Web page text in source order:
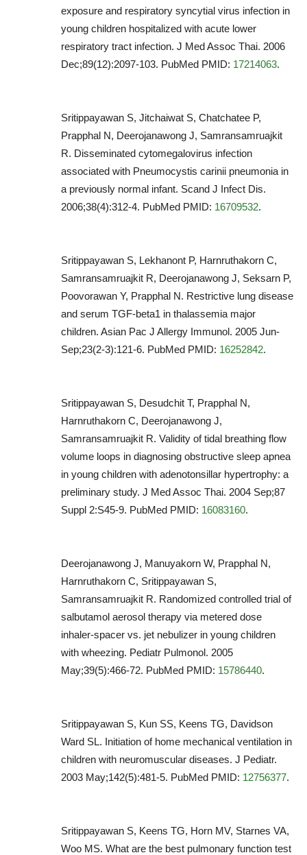
exposure and respiratory syncytial virus infection in
young children hospitalized with acute lower
respiratory tract infection. J Med Assoc Thai. 2006
Dec;89(12):2097-103. PubMed PMID: 17214063.
Sritippayawan S, Jitchaiwat S, Chatchatee P,
Prapphal N, Deerojanawong J, Samransamruajkit
R. Disseminated cytomegalovirus infection
associated with Pneumocystis carinii pneumonia in
a previously normal infant. Scand J Infect Dis.
2006;38(4):312-4. PubMed PMID: 16709532.
Sritippayawan S, Lekhanont P, Harnruthakorn C,
Samransamruajkit R, Deerojanawong J, Seksarn P,
Poovorawan Y, Prapphal N. Restrictive lung disease
and serum TGF-beta1 in thalassemia major
children. Asian Pac J Allergy Immunol. 2005 Jun-
Sep;23(2-3):121-6. PubMed PMID: 16252842.
Sritippayawan S, Desudchit T, Prapphal N,
Harnruthakorn C, Deerojanawong J,
Samransamruajkit R. Validity of tidal breathing flow
volume loops in diagnosing obstructive sleep apnea
in young children with adenotonsillar hypertrophy: a
preliminary study. J Med Assoc Thai. 2004 Sep;87
Suppl 2:S45-9. PubMed PMID: 16083160.
Deerojanawong J, Manuyakorn W, Prapphal N,
Harnruthakorn C, Sritippayawan S,
Samransamruajkit R. Randomized controlled trial of
salbutamol aerosol therapy via metered dose
inhaler-spacer vs. jet nebulizer in young children
with wheezing. Pediatr Pulmonol. 2005
May;39(5):466-72. PubMed PMID: 15786440.
Sritippayawan S, Kun SS, Keens TG, Davidson
Ward SL. Initiation of home mechanical ventilation in
children with neuromuscular diseases. J Pediatr.
2003 May;142(5):481-5. PubMed PMID: 12756377.
Sritippayawan S, Keens TG, Horn MV, Starnes VA,
Woo MS. What are the best pulmonary function test